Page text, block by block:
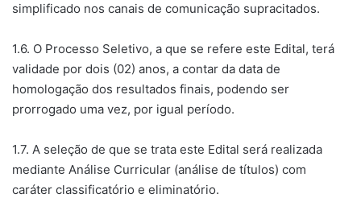
simplificado nos canais de comunicação supracitados.
1.6. O Processo Seletivo, a que se refere este Edital, terá
validade por dois (02) anos, a contar da data de
homologação dos resultados finais, podendo ser
prorrogado uma vez, por igual período.
1.7. A seleção de que se trata este Edital será realizada
mediante Análise Curricular (análise de títulos) com
caráter classificatório e eliminatório.